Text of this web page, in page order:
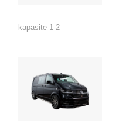
kapasite 1-2